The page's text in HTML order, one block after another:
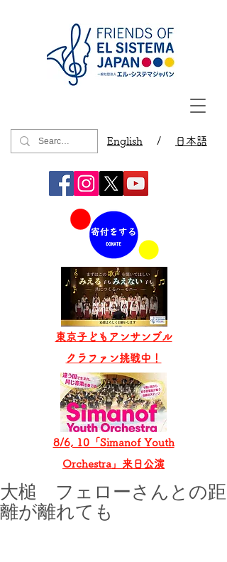
English / 日本語
8/6, 10「Simanof Youth
Orchestra」来日公演
東京子どもアンサンブル
​クラファン挑戦中！
大槌 フェローさんとの距
離が離れても